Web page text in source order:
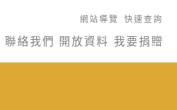
網站導覽 快速查詢
聯絡我們 開放資料 我要捐贈